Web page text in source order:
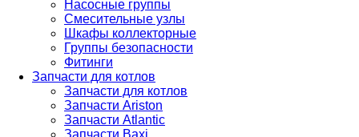
Насосные группы
Смесительные узлы
Шкафы коллекторные
Группы безопасности
Фитинги
Запчасти для котлов
Запчасти для котлов
Запчасти Ariston
Запчасти Atlantic